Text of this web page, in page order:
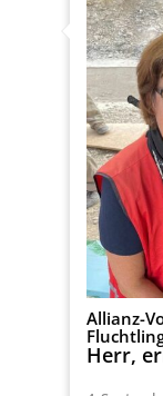
Allianz-
Herr,